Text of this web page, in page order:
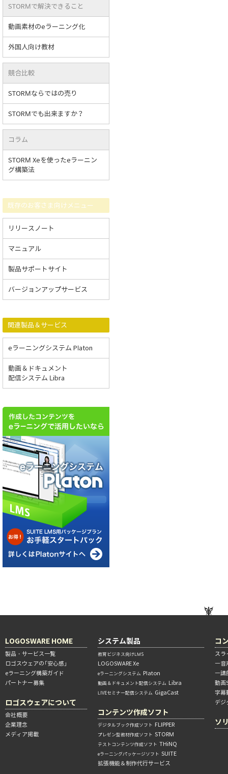
STORMで解決できること
動画素材のeラーニング化
外国人向け教材
競合比較
STORMならではの売り
STORMでも出来ますか？
コラム
STORM Xeを使ったeラーニン
グ構築法
既存のお客さま向けメニュー
リリースノート
マニュアル
製品サポートサイト
バージョンアップサービス
関連製品＆サービス
eラーニングシステム Platon
動画＆ドキュメント
配信システム Libra
LOGOSWARE HOME
製品・サービス一覧
ロゴスウェアの「安心感」
eラーニング構築ガイド
パートナー募集
ロゴスウェアについて
会社概要
企業理念
メディア掲載
システム製品
教育ビジネス向けLMS
LOGOSWARE Xe
eラーニングシステム Platon
動画＆ドキュメント配信システム Libra
LIVEセミナー配信システム GigaCast
コンテンツ作成ソフト
デジタルブック作成ソフト FLIPPER
プレゼン型教材作成ソフト STORM
テストコンテンツ作成ソフト THiNQ
eラーニングパッケージソフト SUITE
拡張機能＆制作代行サービス
コ
ス
―音
―講
動画
字幕
デジ
ソ